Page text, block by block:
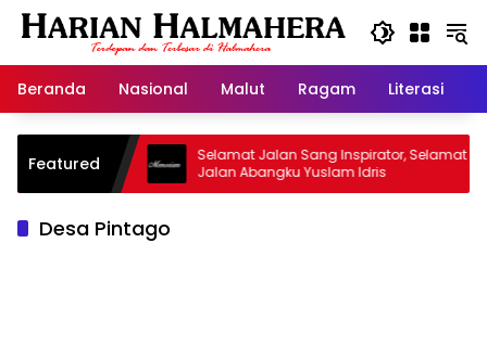
Langsung
Beranda
Nasional Malut Ragam Literasi
Featured
Warisan
Selamat Jalan Sang Inspirator, Selamat
Jalan Abangku Yuslam Idris
Desa Pintago